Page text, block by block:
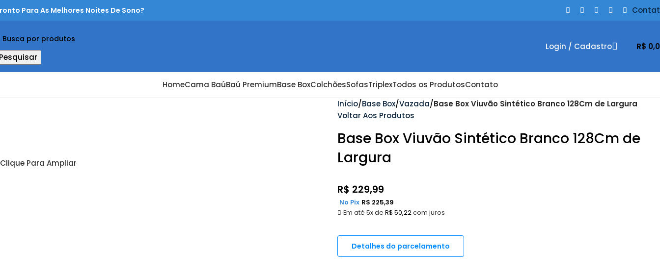
Para As Melhores Noites De Sono?
Login / Cadastro R$
HomeCama BaúBaú PremiumBase BoxColchõesSofasTriplexTodos os ProdutosContato
Clique Para Ampliar
Início Base Box Vazada Base Box Viuvão Sintético Branco 128Cm de Largura
Voltar Aos Produtos
Base Box Viuvão Sintético Branco 128Cm de
Largura
R$ 229,99
Em até 5x de R$ 50,22com juros
No Pix R$ 225,39
Detalhes do parcelamento